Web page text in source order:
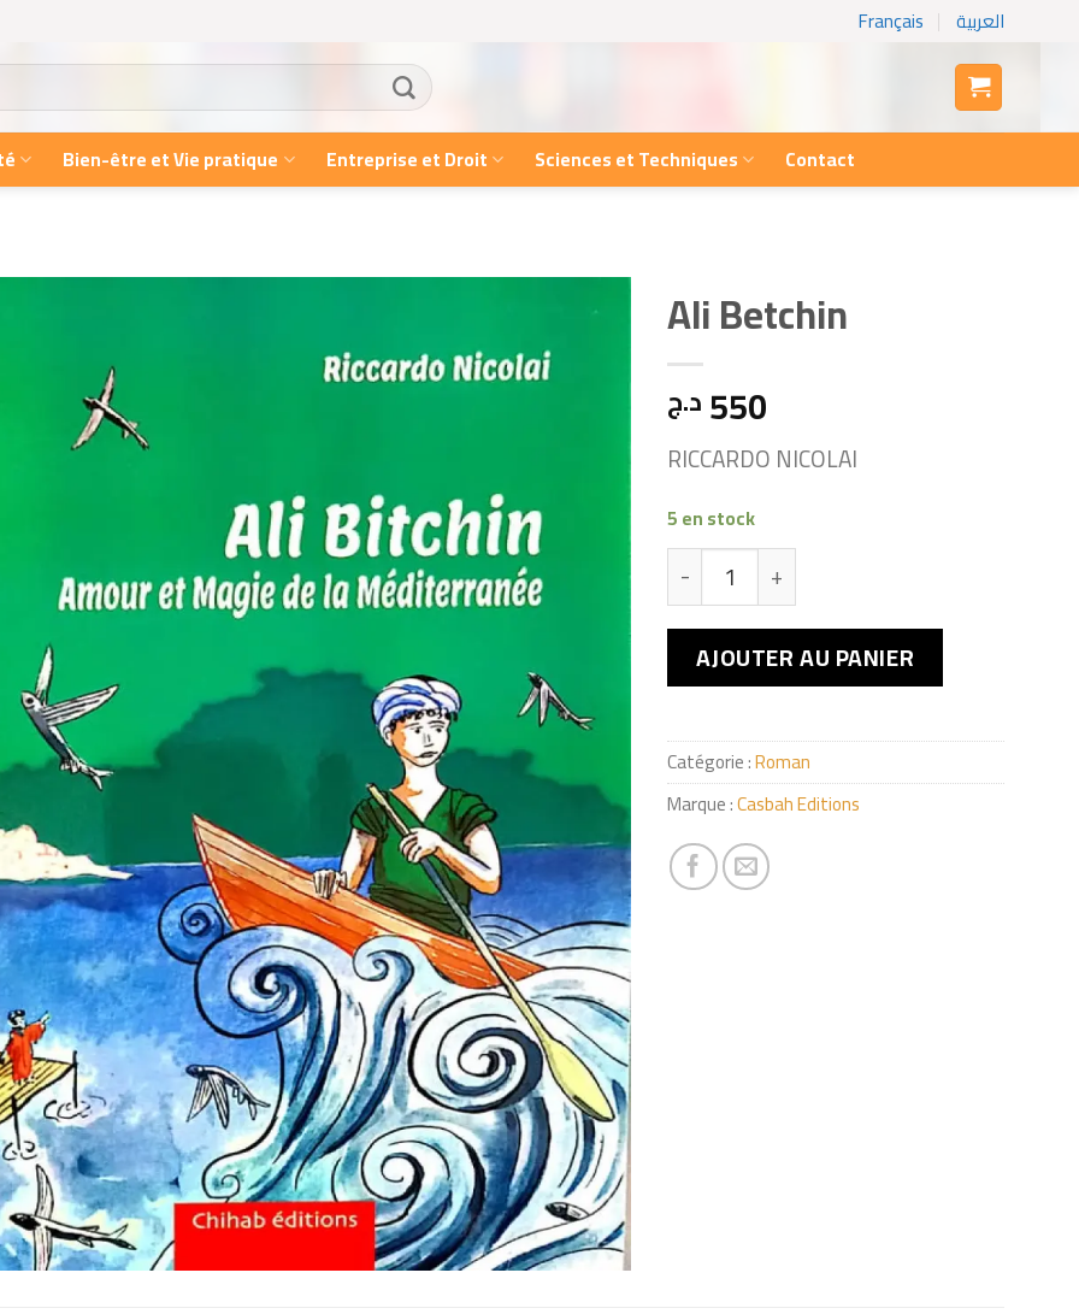
Français العربية
Bien-être et Vie pratique Entreprise et Droit Sciences et Techniques Contact
Ali Betchin
550 د.ج
RICCARDO NICOLAI
5 en stock
quantité de Ali Betchin
AJOUTER AU PANIER
Catégorie :Roman
Marque :Casbah Editions